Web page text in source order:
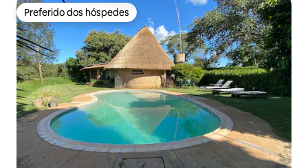
Preferido dos hóspedes
Preferido dos hóspedes